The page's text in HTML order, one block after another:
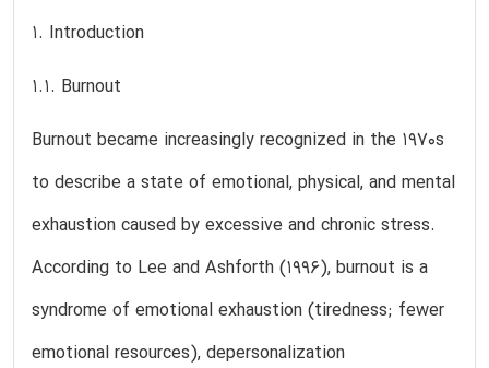
1. Introduction
1.1. Burnout
Burnout became increasingly recognized in the 1970s
to describe a state of emotional, physical, and mental
exhaustion caused by excessive and chronic stress.
According to Lee and Ashforth (1996), burnout is a
syndrome of emotional exhaustion (tiredness; fewer
emotional resources), depersonalization